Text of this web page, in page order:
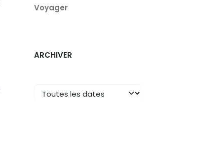
Voyager
ARCHIVER